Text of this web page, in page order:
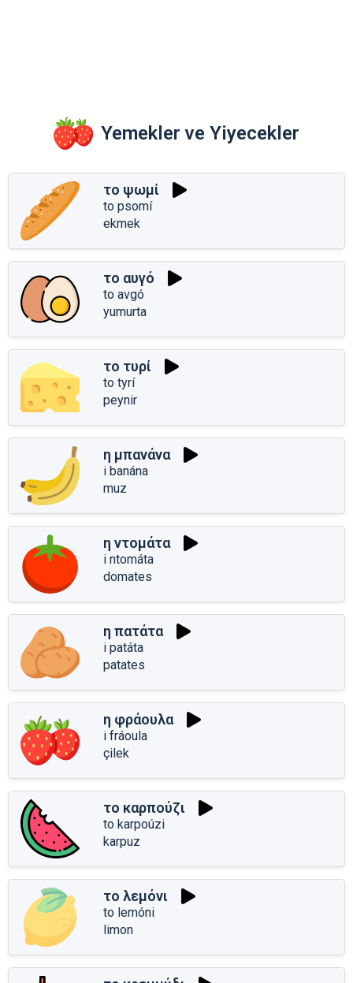
Yemekler ve Yiyecekler
το ψωμί
to psomí
ekmek
το αυγό
to avgó
yumurta
το τυρί
to tyrí
peynir
η μπανάνα
i banána
muz
η ντομάτα
i ntomáta
domates
η πατάτα
i patáta
patates
η φράουλα
i fráoula
çilek
το καρπούζι
to karpoúzi
karpuz
το λεμόνι
to lemóni
limon